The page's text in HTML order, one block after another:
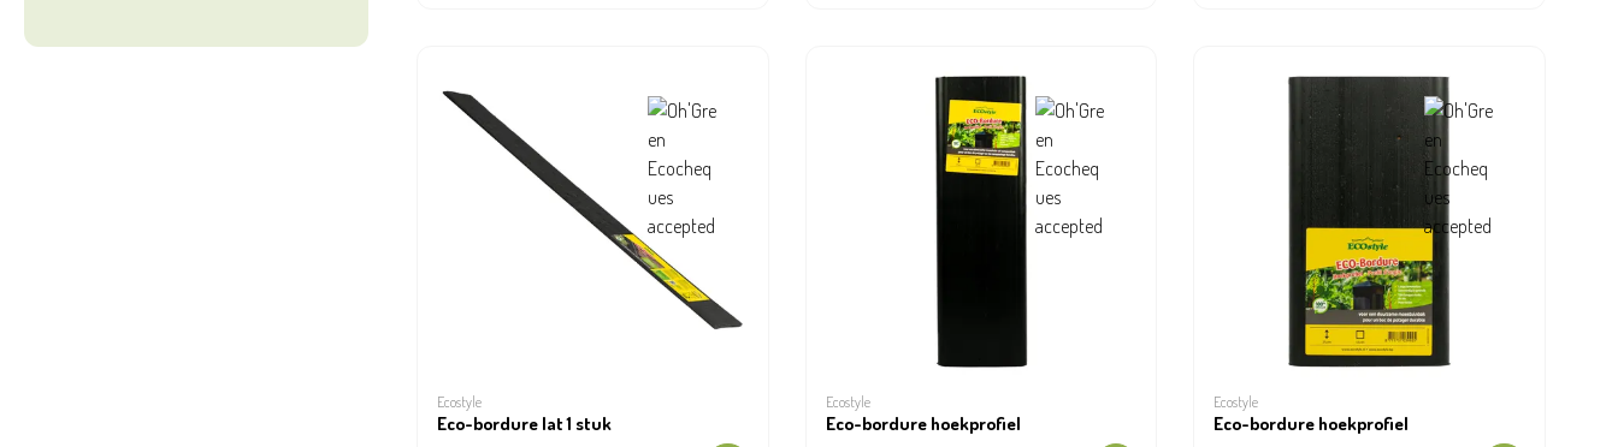
Ecostyle
Eco-bordure lat 1 stuk
Ecostyle
Eco-bordure hoekprofiel
Ecostyle
Eco-bordure hoekprofiel